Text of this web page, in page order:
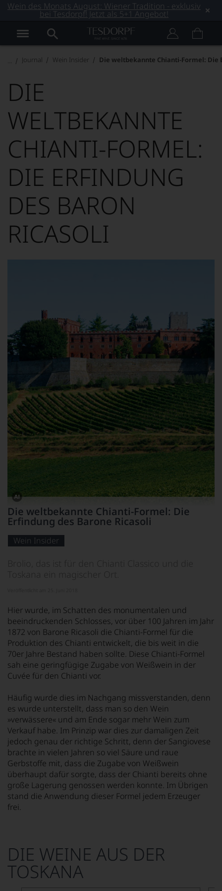
Wein des Monats August: Wiener Tradition - exklusiv
bei Tesdorpf! Jetzt als 5+1 Angebot!
Journal Wein Insider Die weltbekannte Chianti-Formel: Die
DIE
WELTBEKANNTE
CHIANTI-FORMEL:
DIE ERFINDUNG
DES BARON
RICASOLI
Dieses
Bild
wurde
von
KI
Die weltbekannte Chianti-Formel: Die
Erfindung des Barone Ricasoli
Wein Insider
Hier wurde, im Schatten des monumentalen und
beeindruckenden Schlosses, vor über 100 Jahren im Jahr
1872 von Barone Ricasoli die Chianti-Formel für die
Produktion des Chianti entwickelt, die bis weit in die
70er Jahre Bestand haben sollte. Diese Chianti-Formel
sah eine geringfügige Zugabe von Weißwein in der
Cuvée für den Chianti vor.
Häufig wurde dies im Nachgang missverstanden, denn
es wurde unterstellt, dass man so den Wein
»verwässere« und am Ende sogar mehr Wein zum
Verkauf habe. Im Prinzip war dies zur damaligen Zeit
jedoch genau der richtige Schritt, denn der Sangiovese
brachte in vielen Jahren so viel Säure und raue
Gerbstoffe mit, dass die Zugabe von Weißwein
überhaupt dafür sorgte, dass der Chianti bereits ohne
große Lagerung genossen werden konnte. Im Übrigen
stand die Anwendung dieser Formel jedem Erzeuger
frei.
DIE WEINE AUS DER
TOSKANA